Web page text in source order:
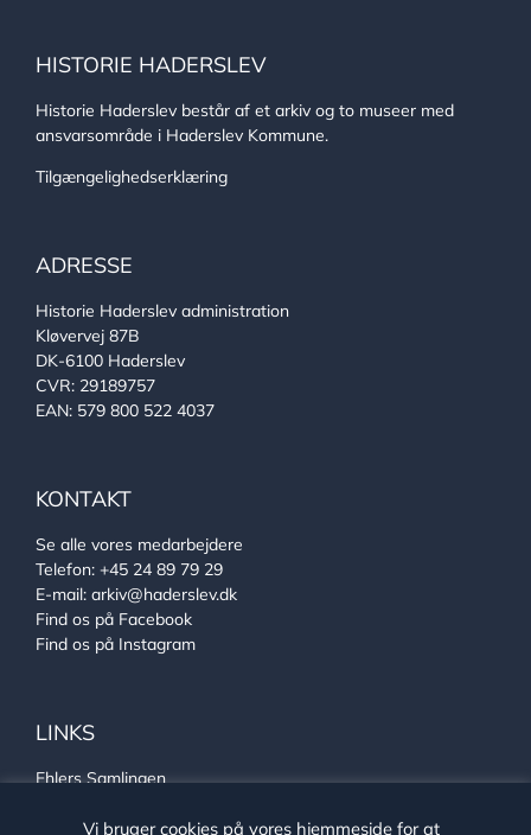
HISTORIE HADERSLEV
Historie Haderslev består af et arkiv og to museer med
ansvarsområde i Haderslev Kommune.
Tilgængelighedserklæring
ADRESSE
Historie Haderslev administration
Kløvervej 87B
DK-6100 Haderslev
CVR: 29189757
EAN: 579 800 522 4037
KONTAKT
Se alle vores medarbejdere
Telefon: +45 24 89 79 29
E-mail: arkiv@haderslev.dk
Find os på Facebook
Find os på Instagram
LINKS
Ehlers Samlingen
Sønderjysk arkivsamarbejde
Vi bruger cookies på vores hjemmeside for at